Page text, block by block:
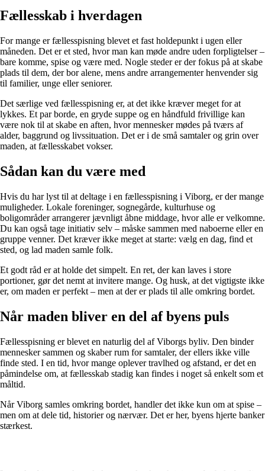
Fællesskab i hverdagen
For mange er fællesspisning blevet et fast holdepunkt i ugen eller
måneden. Det er et sted, hvor man kan møde andre uden forpligtelser –
bare komme, spise og være med. Nogle steder er der fokus på at skabe
plads til dem, der bor alene, mens andre arrangementer henvender sig
til familier, unge eller seniorer.
Det særlige ved fællesspisning er, at det ikke kræver meget for at
lykkes. Et par borde, en gryde suppe og en håndfuld frivillige kan
være nok til at skabe en aften, hvor mennesker mødes på tværs af
alder, baggrund og livssituation. Det er i de små samtaler og grin over
maden, at fællesskabet vokser.
Sådan kan du være med
Hvis du har lyst til at deltage i en fællesspisning i Viborg, er der mange
muligheder. Lokale foreninger, sognegårde, kulturhuse og
boligområder arrangerer jævnligt åbne middage, hvor alle er velkomne.
Du kan også tage initiativ selv – måske sammen med naboerne eller en
gruppe venner. Det kræver ikke meget at starte: vælg en dag, find et
sted, og lad maden samle folk.
Et godt råd er at holde det simpelt. En ret, der kan laves i store
portioner, gør det nemt at invitere mange. Og husk, at det vigtigste ikke
er, om maden er perfekt – men at der er plads til alle omkring bordet.
Når maden bliver en del af byens puls
Fællesspisning er blevet en naturlig del af Viborgs byliv. Den binder
mennesker sammen og skaber rum for samtaler, der ellers ikke ville
finde sted. I en tid, hvor mange oplever travlhed og afstand, er det en
påmindelse om, at fællesskab stadig kan findes i noget så enkelt som et
måltid.
Når Viborg samles omkring bordet, handler det ikke kun om at spise –
men om at dele tid, historier og nærvær. Det er her, byens hjerte banker
stærkest.